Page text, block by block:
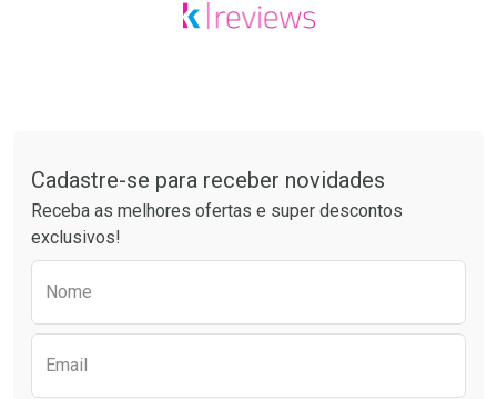
Cadastre-se para receber novidades
Receba as melhores ofertas e super descontos
exclusivos!
Nome
Email